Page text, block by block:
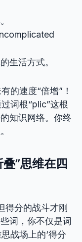
生活方式。
的速度“倍增”！
词根“plic”这根
知识网络。你终
”思维在四
得分的战斗才刚
词，你不仅是词
战场上的‘得分